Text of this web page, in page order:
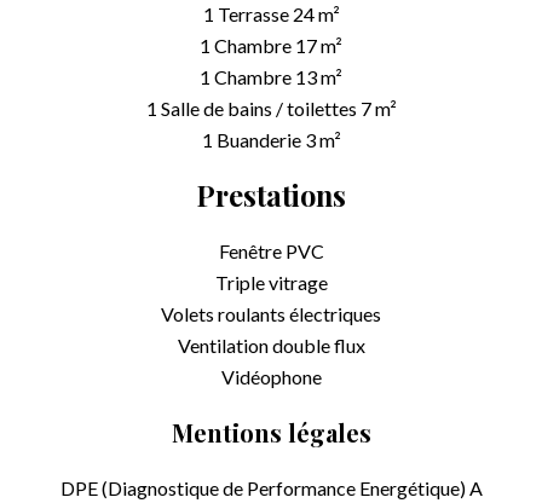
1 Terrasse 24 m²
1 Chambre 17 m²
1 Chambre 13 m²
1 Salle de bains / toilettes 7 m²
1 Buanderie 3 m²
Prestations
Fenêtre PVC
Triple vitrage
Volets roulants électriques
Ventilation double flux
Vidéophone
Mentions légales
DPE (Diagnostique de Performance Energétique)A